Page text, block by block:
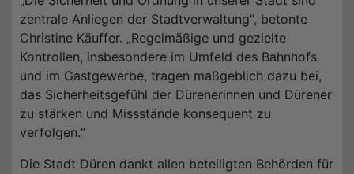
zentrale Anliegen der Stadtverwaltung“, betonte
Christine Käuffer. „Regelmäßige und gezielte
Kontrollen, insbesondere im Umfeld des Bahnhofs
und im Gastgewerbe, tragen maßgeblich dazu bei,
das Sicherheitsgefühl der Dürenerinnen und Dürener
zu stärken und Missstände konsequent zu
verfolgen.“
Die Stadt Düren dankt allen beteiligten Behörden für